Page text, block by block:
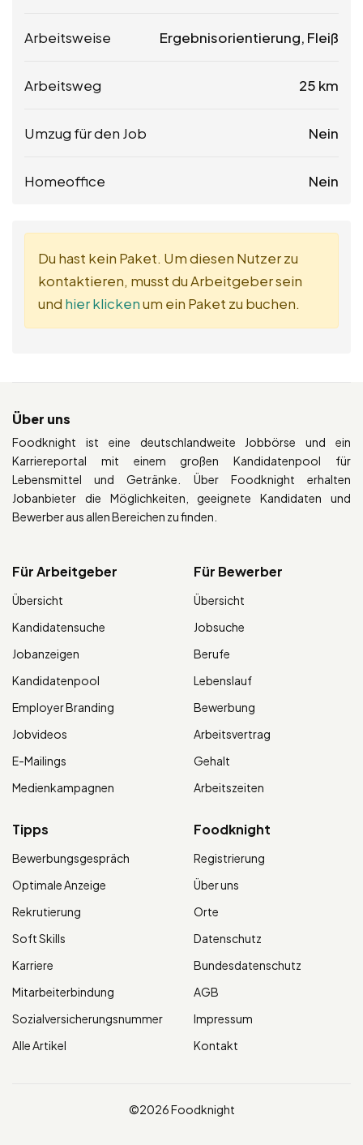
Arbeitsweise Ergebnisorientierung, Fleiß
Arbeitsweg 25 km
Umzug für den Job Nein
Homeoffice Nein
Du hast kein Paket. Um diesen Nutzer zu
kontaktieren, musst du Arbeitgeber sein
und hier klickenum ein Paket zu buchen.
Über uns
Foodknight ist eine deutschlandweite Jobbörse und ein
Karriereportal mit einem großen Kandidatenpool für
Lebensmittel und Getränke. Über Foodknight erhalten
Jobanbieter die Möglichkeiten, geeignete Kandidaten und
Bewerber aus allen Bereichen zu finden.
Für Arbeitgeber
Übersicht
Kandidatensuche
Jobanzeigen
Kandidatenpool
Employer Branding
Jobvideos
E-Mailings
Medienkampagnen
Für Bewerber
Übersicht
Jobsuche
Berufe
Lebenslauf
Bewerbung
Arbeitsvertrag
Gehalt
Arbeitszeiten
Tipps
Bewerbungsgespräch
Optimale Anzeige
Rekrutierung
Soft Skills
Karriere
Mitarbeiterbindung
Sozialversicherungsnummer
Alle Artikel
Foodknight
Registrierung
Über uns
Orte
Datenschutz
Bundesdatenschutz
AGB
Impressum
Kontakt
©2026 Foodknight